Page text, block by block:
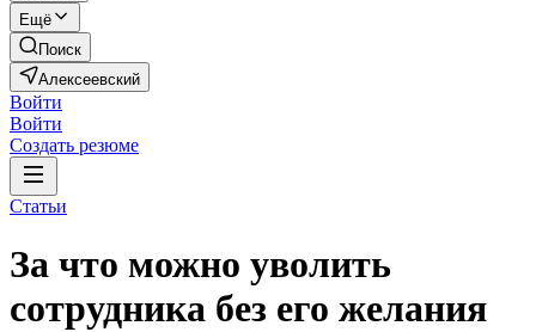
Ещё
Поиск
Алексеевский
Войти
Войти
Создать резюме
Статьи
За что можно уволить
сотрудника без его желания